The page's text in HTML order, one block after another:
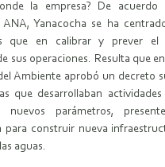
la empresa? De acuerdo
ANA, Yanacocha se ha
que en calibrar y prever el
sus operaciones. Resulta que
Ambiente aprobó un decreto
que desarrollaban
nuevos parámetros,
para construir nueva
aguas.